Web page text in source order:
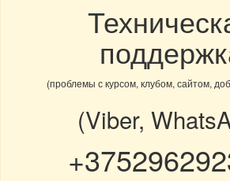
(проблемы с курсом, клубом, сайтом,
(Viber,